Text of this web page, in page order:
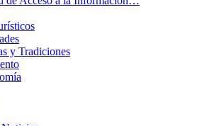
y Tradiciones